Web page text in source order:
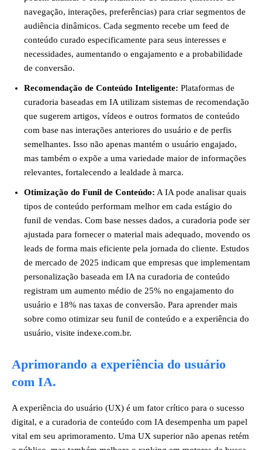
navegação, interações, preferências) para criar segmentos de
audiência dinâmicos. Cada segmento recebe um feed de
conteúdo curado especificamente para seus interesses e
necessidades, aumentando o engajamento e a probabilidade
de conversão.
Recomendação de Conteúdo Inteligente: Plataformas de
curadoria baseadas em IA utilizam sistemas de recomendação
que sugerem artigos, vídeos e outros formatos de conteúdo
com base nas interações anteriores do usuário e de perfis
semelhantes. Isso não apenas mantém o usuário engajado,
mas também o expõe a uma variedade maior de informações
relevantes, fortalecendo a lealdade à marca.
Otimização do Funil de Conteúdo: A IA pode analisar quais
tipos de conteúdo performam melhor em cada estágio do
funil de vendas. Com base nesses dados, a curadoria pode ser
ajustada para fornecer o material mais adequado, movendo os
leads de forma mais eficiente pela jornada do cliente. Estudos
de mercado de 2025 indicam que empresas que implementam
personalização baseada em IA na curadoria de conteúdo
registram um aumento médio de 25% no engajamento do
usuário e 18% nas taxas de conversão. Para aprender mais
sobre como otimizar seu funil de conteúdo e a experiência do
usuário, visite indexe.com.br.
Aprimorando a experiência do usuário
com IA.
A experiência do usuário (UX) é um fator crítico para o sucesso
digital, e a curadoria de conteúdo com IA desempenha um papel
vital em seu aprimoramento. Uma UX superior não apenas retém